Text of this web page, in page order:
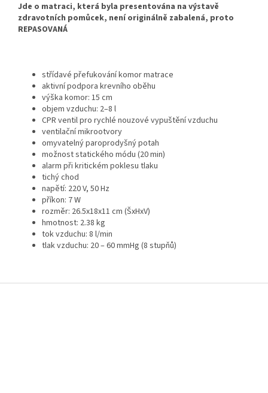
Jde o matraci, která byla presentována na výstavě
zdravotních pomůcek, není originálně zabalená, proto
REPASOVANÁ
střídavé přefukování komor matrace
aktivní podpora krevního oběhu
výška komor: 15 cm
objem vzduchu: 2–8 l
CPR ventil pro rychlé nouzové vypuštění vzduchu
ventilační mikrootvory
omyvatelný paroprodyšný potah
možnost statického módu (20 min)
alarm při kritickém poklesu tlaku
tichý chod
napětí: 220 V, 50 Hz
příkon: 7 W
rozměr: 26.5x18x11 cm (ŠxHxV)
hmotnost: 2.38 kg
tok vzduchu: 8 l/min
tlak vzduchu: 20 – 60 mmHg (8 stupňů)